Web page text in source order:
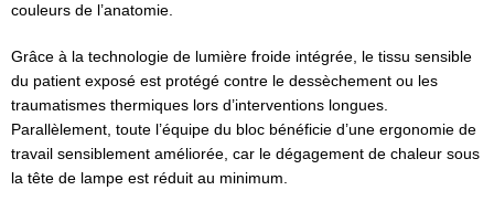
couleurs de l’anatomie.
Grâce à la technologie de lumière froide intégrée, le tissu sensible
du patient exposé est protégé contre le dessèchement ou les
traumatismes thermiques lors d’interventions longues.
Parallèlement, toute l’équipe du bloc bénéficie d’une ergonomie de
travail sensiblement améliorée, car le dégagement de chaleur sous
la tête de lampe est réduit au minimum.